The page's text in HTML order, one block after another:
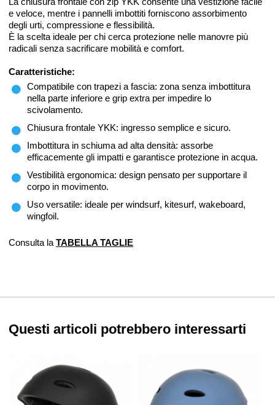
e veloce, mentre i pannelli imbottiti forniscono assorbimento
degli urti, compressione e flessibilità.
È la scelta ideale per chi cerca protezione nelle manovre più
radicali senza sacrificare mobilità e comfort.
Caratteristiche:
Compatibile con trapezi a fascia: zona senza imbottitura
nella parte inferiore e grip extra per impedire lo
scivolamento.
Chiusura frontale YKK: ingresso semplice e sicuro.
Imbottitura in schiuma ad alta densità: assorbe
efficacemente gli impatti e garantisce protezione in acqua.
Vestibilità ergonomica: design pensato per supportare il
corpo in movimento.
Uso versatile: ideale per windsurf, kitesurf, wakeboard,
wingfoil.
Consulta la TABELLA TAGLIE
Questi articoli potrebbero interessarti